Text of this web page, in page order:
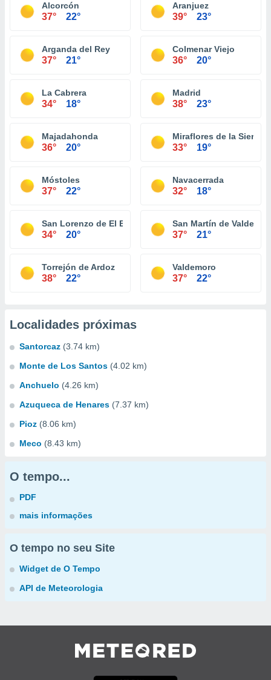
Alcorcón
37° 22°
Aranjuez
39° 23°
Arganda del Rey
37° 21°
Colmenar Viejo
36° 20°
La Cabrera
34° 18°
Madrid
38° 23°
Majadahonda
36° 20°
Miraflores de la Sierra
33° 19°
Móstoles
37° 22°
Navacerrada
32° 18°
San Lorenzo de El Escorial
34° 20°
San Martín de
37° 21°
Torrejón de Ardoz
38° 22°
Valdemoro
37° 22°
Localidades próximas
Santorcaz (3.74 km)
Monte de Los Santos (4.02 km)
Anchuelo (4.26 km)
Azuqueca de Henares (7.37 km)
Pioz (8.06 km)
Meco (8.43 km)
O tempo...
PDF
mais informações
O tempo no seu Site
Widget de O Tempo
API de Meteorologia